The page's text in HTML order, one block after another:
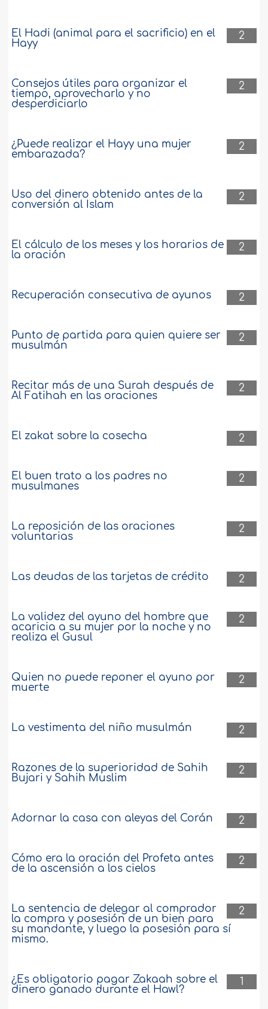
2
El Hadi (animal para el sacrificio) en el
Hayy
2
Consejos útiles para organizar el
tiempo, aprovecharlo y no
desperdiciarlo
2
¿Puede realizar el Hayy una mujer
embarazada?
2
Uso del dinero obtenido antes de la
conversión al Islam
2
El cálculo de los meses y los horarios de
la oración
2
Recuperación consecutiva de ayunos
2
Punto de partida para quien quiere ser
musulmán
2
Recitar más de una Surah después de
Al Fatihah en las oraciones
2
El zakat sobre la cosecha
2
El buen trato a los padres no
musulmanes
2
La reposición de las oraciones
voluntarias
2
Las deudas de las tarjetas de crédito
2
La validez del ayuno del hombre que
acaricia a su mujer por la noche y no
realiza el Gusul
2
Quien no puede reponer el ayuno por
muerte
2
La vestimenta del niño musulmán
2
Razones de la superioridad de Sahih
Bujari y Sahih Muslim
2
Adornar la casa con aleyas del Corán
2
Cómo era la oración del Profeta antes
de la ascensión a los cielos
2
La sentencia de delegar al comprador
la compra y posesión de un bien para
su mandante, y luego la posesión para sí
mismo.
1
¿Es obligatorio pagar Zakaah sobre el
dinero ganado durante el Hawl?